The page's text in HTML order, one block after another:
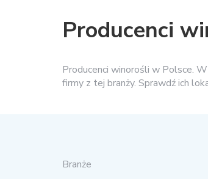
Producenci
Producenci winorośli w Polsce.
firmy z tej branży. Sprawdź ich
Branże